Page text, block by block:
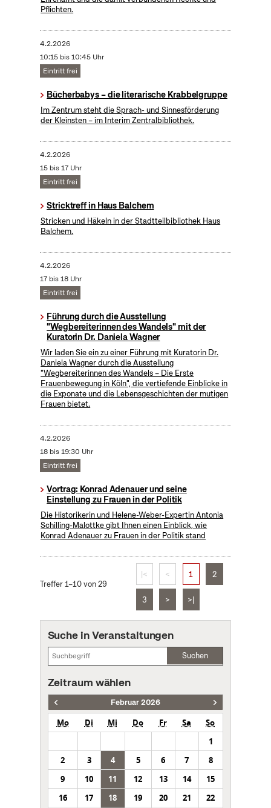
Pflichten.
4.2.2026
10:15 bis 10:45 Uhr
Eintritt frei
Bücherbabys – die literarische Krabbelgruppe
Im Zentrum steht die Sprach- und Sinnesförderung
der Kleinsten – im Interim Zentralbibliothek.
4.2.2026
15 bis 17 Uhr
Eintritt frei
Stricktreff in Haus Balchem
Stricken und Häkeln in der Stadtteilbibliothek Haus
Balchem.
4.2.2026
17 bis 18 Uhr
Eintritt frei
Führung durch die Ausstellung
"Wegbereiterinnen des Wandels" mit der
Kuratorin Dr. Daniela Wagner
Wir laden Sie ein zu einer Führung mit Kuratorin Dr.
Daniela Wagner durch die Ausstellung
"Wegbereiterinnen des Wandels – Die Erste
Frauenbewegung in Köln", die vertiefende Einblicke in
die Exponate und die Lebensgeschichten der mutigen
Frauen bietet.
4.2.2026
18 bis 19:30 Uhr
Eintritt frei
Vortrag: Konrad Adenauer und seine
Einstellung zu Frauen in der Politik
Die Historikerin und Helene-Weber-Expertin Antonia
Schilling-Malottke gibt Ihnen einen Einblick, wie
Konrad Adenauer zu Frauen in der Politik stand
Treffer 1–10 von 29
|< < 1 2
3 > >|
Suche in Veranstaltungen
Suchen
Zeitraum wählen
Februar 2026
Mo Di Mi Do Fr Sa
So
1
2
3 4 5 6 7
8
9
10 11 12 13 14
15
16
17 18 19 20 21
22